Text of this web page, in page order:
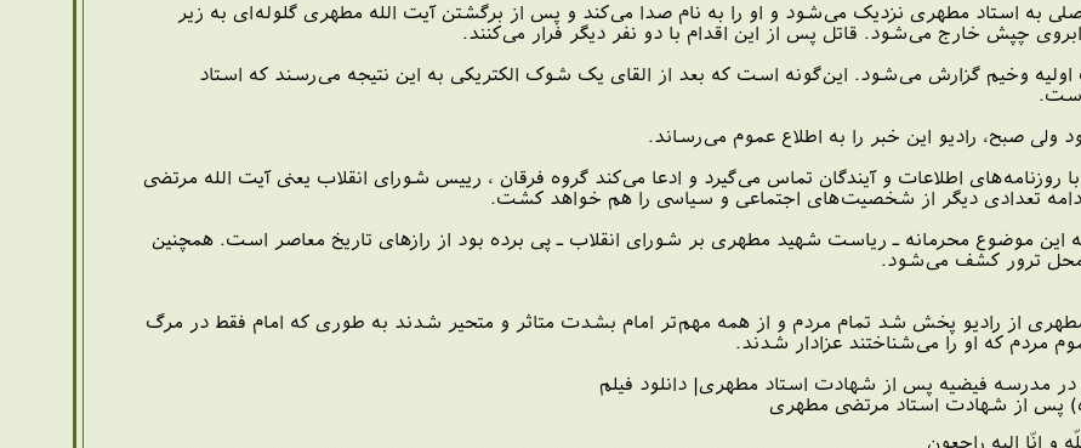
به استاد مطهری نزدیک می‌‌شود و او را به نام صدا می‌کند و پس از برگشتن آیت الله مطهری گلوله‌ای به زیر
چپش خارج می‌شود. قاتل پس از این اقدام با دو نفر دیگر فرار می‌کنند.
وخیم گزارش می‌شود. این‌گونه است که بعد از القای یک شوک الکتریکی به این نتیجه می‌رسند که استاد
صبح، رادیو این خبر را به اطلاع عموم می‌رساند.
اطلاعات و آیندگان تماس می‌گیرد و ادعا می‌کند گروه فرقان ، رییس شورای انقلاب یعنی آیت الله مرتضی
تعدادی دیگر از شخصیت‌های اجتماعی و سیاسی را هم خواهد کشت.
این موضوع محرمانه ـ ریاست شهید مطهری بر شورای انقلاب ـ پی برده بود از رازهای تاریخ معاصر است. همچنین
محل ترور کشف می‌شود.
از رادیو پخش شد تمام مردم و از همه مهم‌تر امام بشدت متاثر و متحیر شدند به طوری که امام فقط در مرگ
که او را می‌شناختند عزادار شدند.
مدرسه فیضیه پس از شهادت استاد مطهری| دانلود فیلم
پس از شهادت استاد مرتضی مطهری
و انّا اليه راجعون‏